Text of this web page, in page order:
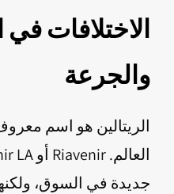
الاختلافات في
والجرعة
الريتالين هو اسم
جديدة في السوق،